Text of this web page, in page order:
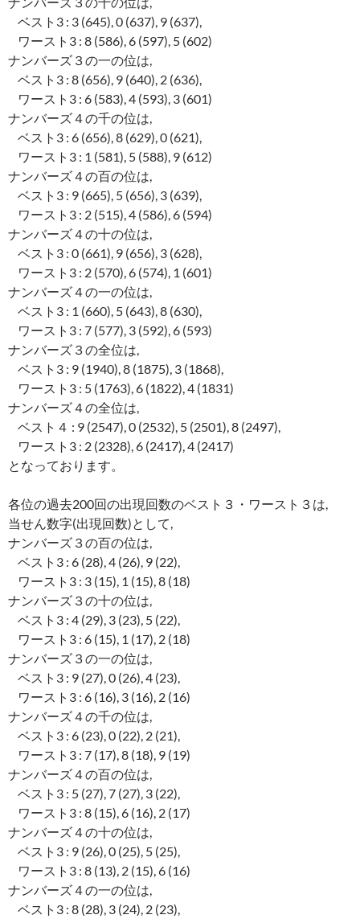
ベスト3 : 3 (645), 0 (637), 9 (637),
ワースト3 : 8 (586), 6 (597), 5 (602)
ナンバーズ３の一の位は,
ベスト3 : 8 (656), 9 (640), 2 (636),
ワースト3 : 6 (583), 4 (593), 3 (601)
ナンバーズ４の千の位は,
ベスト3 : 6 (656), 8 (629), 0 (621),
ワースト3 : 1 (581), 5 (588), 9 (612)
ナンバーズ４の百の位は,
ベスト3 : 9 (665), 5 (656), 3 (639),
ワースト3 : 2 (515), 4 (586), 6 (594)
ナンバーズ４の十の位は,
ベスト3 : 0 (661), 9 (656), 3 (628),
ワースト3 : 2 (570), 6 (574), 1 (601)
ナンバーズ４の一の位は,
ベスト3 : 1 (660), 5 (643), 8 (630),
ワースト3 : 7 (577), 3 (592), 6 (593)
ナンバーズ３の全位は,
ベスト3 : 9 (1940), 8 (1875), 3 (1868),
ワースト3 : 5 (1763), 6 (1822), 4 (1831)
ナンバーズ４の全位は,
ベスト４ : 9 (2547), 0 (2532), 5 (2501), 8 (2497),
ワースト3 : 2 (2328), 6 (2417), 4 (2417)
となっております。
各位の過去200回の出現回数のベスト３・ワースト３は,
当せん数字(出現回数)として,
ナンバーズ３の百の位は,
ベスト3 : 6 (28), 4 (26), 9 (22),
ワースト3 : 3 (15), 1 (15), 8 (18)
ナンバーズ３の十の位は,
ベスト3 : 4 (29), 3 (23), 5 (22),
ワースト3 : 6 (15), 1 (17), 2 (18)
ナンバーズ３の一の位は,
ベスト3 : 9 (27), 0 (26), 4 (23),
ワースト3 : 6 (16), 3 (16), 2 (16)
ナンバーズ４の千の位は,
ベスト3 : 6 (23), 0 (22), 2 (21),
ワースト3 : 7 (17), 8 (18), 9 (19)
ナンバーズ４の百の位は,
ベスト3 : 5 (27), 7 (27), 3 (22),
ワースト3 : 8 (15), 6 (16), 2 (17)
ナンバーズ４の十の位は,
ベスト3 : 9 (26), 0 (25), 5 (25),
ワースト3 : 8 (13), 2 (15), 6 (16)
ナンバーズ４の一の位は,
ベスト3 : 8 (28), 3 (24), 2 (23),